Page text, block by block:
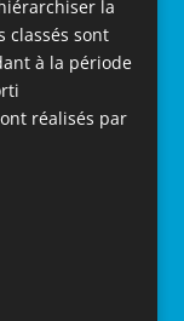
la
classés sont
à la période
réalisés par